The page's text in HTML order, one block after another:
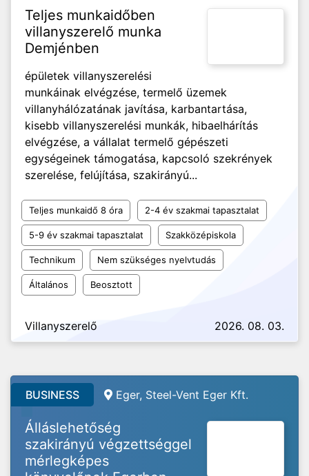
Teljes munkaidőben
villanyszerelő munka
Demjénben
épületek villanyszerelési
munkáinak elvégzése, termelő üzemek
villanyhálózatának javítása, karbantartása,
kisebb villanyszerelési munkák, hibaelhárítás
elvégzése, a vállalat termelő gépészeti
egységeinek támogatása, kapcsoló szekrények
szerelése, felújítása, szakirányú...
Teljes munkaidő 8 óra 2-4 év szakmai tapasztalat
5-9 év szakmai tapasztalat Szakközépiskola
Technikum Nem szükséges nyelvtudás
Általános Beosztott
Villanyszerelő 2026. 08. 03.
BUSINESS Eger, Steel-Vent Eger Kft.
Álláslehetőség
szakirányú végzettséggel
mérlegképes